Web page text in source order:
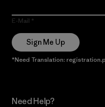
E-Mail
Sign Me Up
*Need Translation:
Need Help?